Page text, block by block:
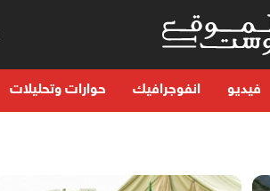
فيديو انفوجرافيك حوارات وتحليلات